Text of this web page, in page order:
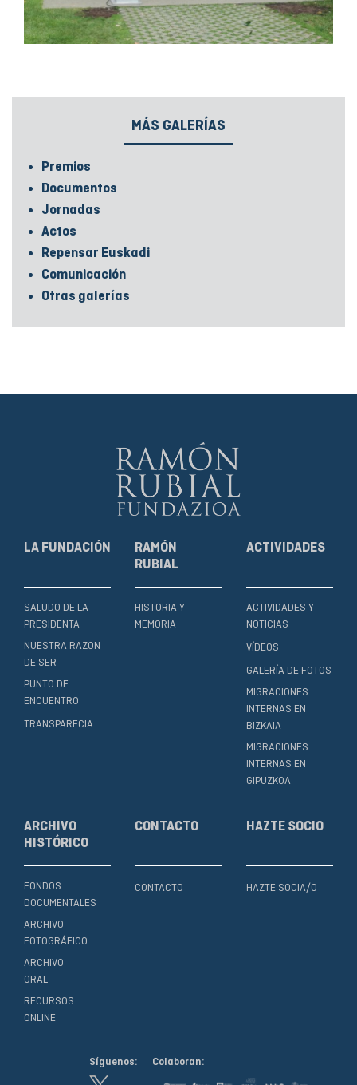
MÁS GALERÍAS
Premios
Documentos
Jornadas
Actos
Repensar Euskadi
Comunicación
Otras galerías
LA FUNDACIÓN
SALUDO DE LA
PRESIDENTA
NUESTRA RAZON
DE SER
PUNTO DE
ENCUENTRO
TRANSPARECIA
RAMÓN
RUBIAL
HISTORIA Y
MEMORIA
ACTIVIDADES
ACTIVIDADES Y
NOTICIAS
VÍDEOS
GALERÍA DE FOTOS
MIGRACIONES
INTERNAS EN
BIZKAIA
MIGRACIONES
INTERNAS EN
GIPUZKOA
ARCHIVO
HISTÓRICO
FONDOS
DOCUMENTALES
ARCHIVO
FOTOGRÁFICO
ARCHIVO
ORAL
RECURSOS
ONLINE
CONTACTO
CONTACTO
HAZTE SOCIO
HAZTE SOCIA/O
Síguenos: Colaboran: